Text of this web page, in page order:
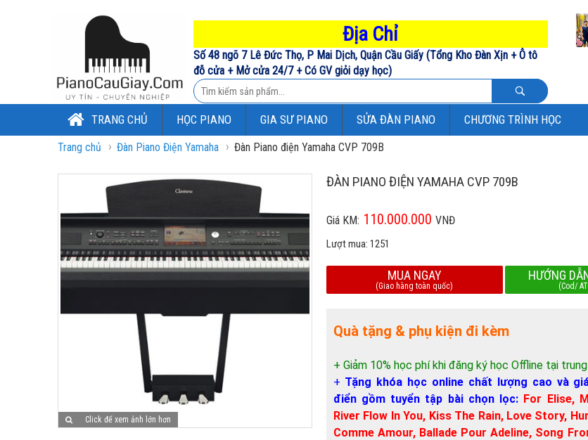
Địa Chỉ
Số 48 ngõ 7 Lê Đức Thọ, P Mai Dịch, Quận Cầu Giấy (Tổng Kho Đàn Xịn + Ô tô
đỗ cửa + Mở cửa 24/7 + Có GV giỏi dạy học)
TRANG CHỦ HỌC PIANO GIA SƯ PIANO SỬA ĐÀN PIANO CHƯƠNG TRÌNH HỌC
Trang chủ › Đàn Piano Điện Yamaha › Đàn Piano điện Yamaha CVP 709B
Click để xem ảnh lớn hơn
ĐÀN PIANO ĐIỆN YAMAHA CVP 709B
Giá KM: 110.000.000 VNĐ
Lượt mua: 1251
MUA NGAY
(Giao hàng toàn quốc)
HƯỚNG
(Cod/
Quà tặng & phụ kiện đi kèm
+ Giảm 10% học phí khi đăng ký học Offline tại
+ Tặng khóa học online chất lượng cao và
điển gồm tuyển tập bài chọn lọc: For Elise,
River Flow In You, Kiss The Rain, Love Story,
Comme Amour, Ballade Pour Adeline, Song